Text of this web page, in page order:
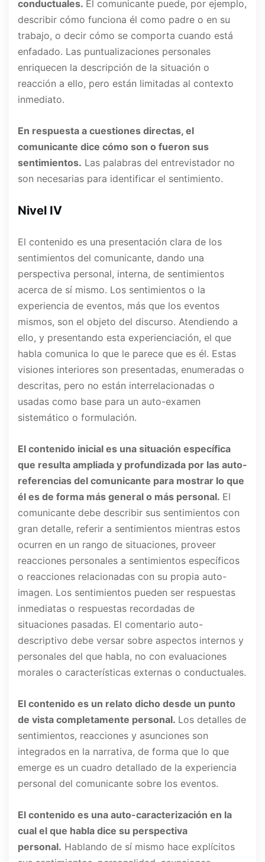
conductuales. El comunicante puede, por ejemplo,
describir cómo funciona él como padre o en su
trabajo, o decir cómo se comporta cuando está
enfadado. Las puntualizaciones personales
enriquecen la descripción de la situación o
reacción a ello, pero están limitadas al contexto
inmediato.
En respuesta a cuestiones directas, el
comunicante dice cómo son o fueron sus
sentimientos. Las palabras del entrevistador no
son necesarias para identificar el sentimiento.
Nivel IV
El contenido es una presentación clara de los
sentimientos del comunicante, dando una
perspectiva personal, interna, de sentimientos
acerca de sí mismo. Los sentimientos o la
experiencia de eventos, más que los eventos
mismos, son el objeto del discurso. Atendiendo a
ello, y presentando esta experienciación, el que
habla comunica lo que le parece que es él. Estas
visiones interiores son presentadas, enumeradas o
descritas, pero no están interrelacionadas o
usadas como base para un auto-examen
sistemático o formulación.
El contenido inicial es una situación específica
que resulta ampliada y profundizada por las auto-
referencias del comunicante para mostrar lo que
él es de forma más general o más personal. El
comunicante debe describir sus sentimientos con
gran detalle, referir a sentimientos mientras estos
ocurren en un rango de situaciones, proveer
reacciones personales a sentimientos específicos
o reacciones relacionadas con su propia auto-
imagen. Los sentimientos pueden ser respuestas
inmediatas o respuestas recordadas de
situaciones pasadas. El comentario auto-
descriptivo debe versar sobre aspectos internos y
personales del que habla, no con evaluaciones
morales o características externas o conductuales.
El contenido es un relato dicho desde un punto
de vista completamente personal. Los detalles de
sentimientos, reacciones y asunciones son
integrados en la narrativa, de forma que lo que
emerge es un cuadro detallado de la experiencia
personal del comunicante sobre los eventos.
El contenido es una auto-caracterización en la
cual el que habla dice su perspectiva
personal. Hablando de sí mismo hace explícitos